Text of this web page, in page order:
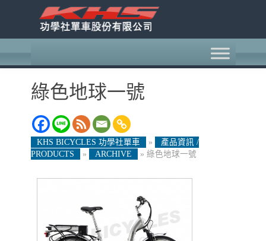
綠色地球一號
KHS BICYCLES 功學社單車 »
產品資訊 /
PRODUCTS
» ARCHIVE » 綠色地球一號